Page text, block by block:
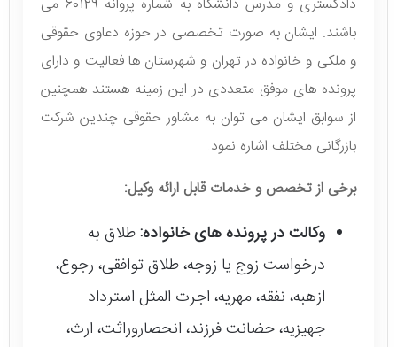
دادگستری و مدرس دانشگاه به شماره پروانه 60129 می
باشند. ایشان به صورت تخصصی در حوزه دعاوی حقوقی
و ملکی و خانواده در تهران و شهرستان ها فعالیت و دارای
پرونده های موفق متعددی در این زمینه هستند همچنین
از سوابق ایشان می توان به مشاور حقوقی چندین شرکت
بازرگانی مختلف اشاره نمود.
برخی از تخصص و خدمات قابل ارائه وکیل:
وکالت در پرونده های خانواده:طلاق به
درخواست زوج یا زوجه، طلاق توافقی، رجوع،
ازهبه، نفقه، مهریه، اجرت المثل استرداد
جهیزیه، حضانت فرزند، انحصاروراثت، ارث،